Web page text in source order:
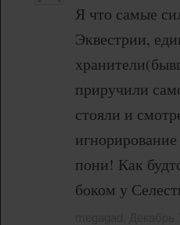
Я что самые
Эквестрии,
приручили
стояли и
пони! Как
боком у